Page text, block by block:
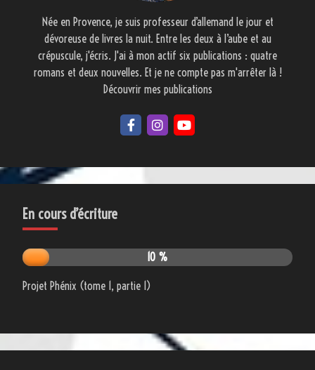
Née en Provence, je suis professeur d’allemand le jour et
dévoreuse de livres la nuit. Entre les deux à l’aube et au
crépuscule, j'écris. J'ai à mon actif six publications : quatre
romans et deux nouvelles. Et je ne compte pas m'arrêter là !
Découvrir mes publications
En cours d’écriture
10 %
Projet Phénix (tome 1, partie 1)